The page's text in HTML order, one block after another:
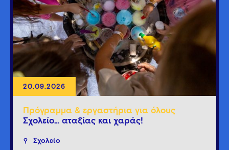
20.09.2026
Πρόγραμμα & εργαστήρια για όλους
Σχολείο… αταξίας και χαράς!
Σχολείο